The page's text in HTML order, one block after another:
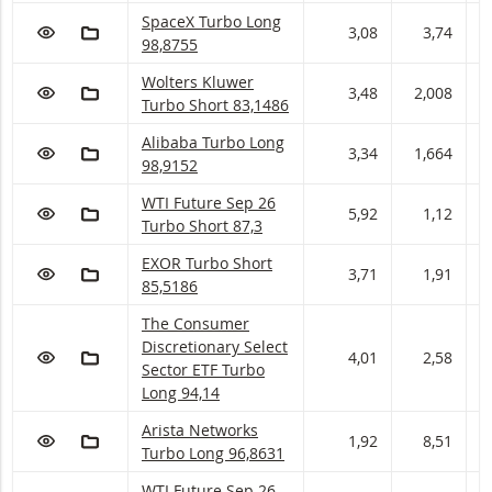
VOEG TOE AAN WATCHLIST
AAN PORTFOLIO TOEVOEGEN
SpaceX Turbo Long Met stop loss-niveau
SpaceX Turbo Long
98,8755
3,08 3,74
VOEG TOE AAN WATCHLIST
AAN PORTFOLIO TOEVOEGEN
Wolters Kluwer Turbo Short Met stop loss-
Wolters Kluwer
Turbo Short 83,1486
3,48 2,008
VOEG TOE AAN WATCHLIST
AAN PORTFOLIO TOEVOEGEN
Alibaba Turbo Long Met stop loss-niveau
Alibaba Turbo Long
98,9152
3,34 1,664
VOEG TOE AAN WATCHLIST
AAN PORTFOLIO TOEVOEGEN
WTI Future Sep 26 Turbo Short Met stop loss-
WTI Future Sep 26
Turbo Short 87,3
5,92 1,12
VOEG TOE AAN WATCHLIST
AAN PORTFOLIO TOEVOEGEN
EXOR Turbo Short Met stop loss-niveau
EXOR Turbo Short
85,5186
3,71 1,91
VOEG TOE AAN WATCHLIST
AAN PORTFOLIO TOEVOEGEN
The Consumer Discretionary Select Sector
The Consumer
Discretionary Select
Sector ETF Turbo
Long 94,14
4,01 2,58
VOEG TOE AAN WATCHLIST
AAN PORTFOLIO TOEVOEGEN
Arista Networks Turbo Long Met stop loss-
Arista Networks
Turbo Long 96,8631
1,92 8,51